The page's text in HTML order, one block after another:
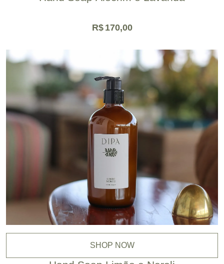
R$ 170,00
SHOP NOW